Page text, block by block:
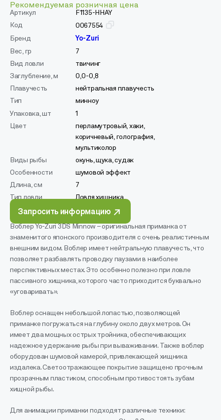
Рекомендуемая розничная цена
Артикул
F1135-HHAY
Код
0067554
Бренд
Yo-Zuri
Вес, гр
7
Вид ловли
твичинг
Заглубление, м
0,0-0,8
Плавучесть
нейтральная плавучесть
Тип
минноу
Упаковка, шт
1
Цвет
перламутровый, хаки,
коричневый, голография,
мультиколор
Виды рыбы
окунь, щука, судак
Особенности
шумовой эффект
Длина, см
7
Тип ловли
Ловля хищника
Запросить информацию
Воблер Yo-Zuri 3DS Minnow – оригинальная приманка от
знаменитого японского производителя с очень реалистичным
внешним видом. Воблер имеет нейтральную плавучесть, что
позволяет разбавлять проводку паузами в наиболее
перспективных местах. Это особенно полезно при ловле
пассивного хищника, которого часто приходится буквально
«уговаривать».
Воблер оснащен небольшой лопастью, позволяющей
приманке погружаться на глубину около двух метров. Он
имеет два мощных острых тройника, обеспечивающих
надежное удержание рыбы при вываживании. Также воблер
оборудован шумовой камерой, привлекающей хищника
издалека. Светоотражающее покрытие защищено прочным
прозрачным пластиком, способным противостоять зубам
хищной рыбы.
Для анимации приманки подходят различные техники: